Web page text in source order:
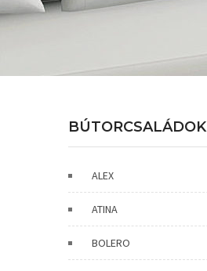
BÚTORCSALÁDOK
ALEX
ATINA
BOLERO